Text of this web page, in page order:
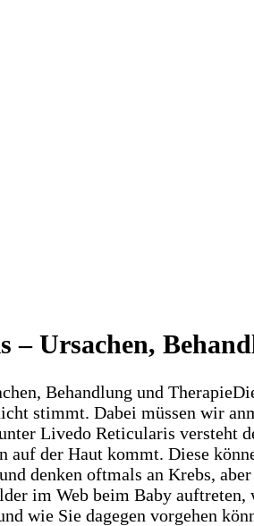
– Ursachen,
stimmt. Dabei müssen wir
Livedo Reticularis versteht
auf der Haut kommt. Diese
denken oftmals an Krebs,
im Web beim Baby
wie Sie dagegen vorgehen